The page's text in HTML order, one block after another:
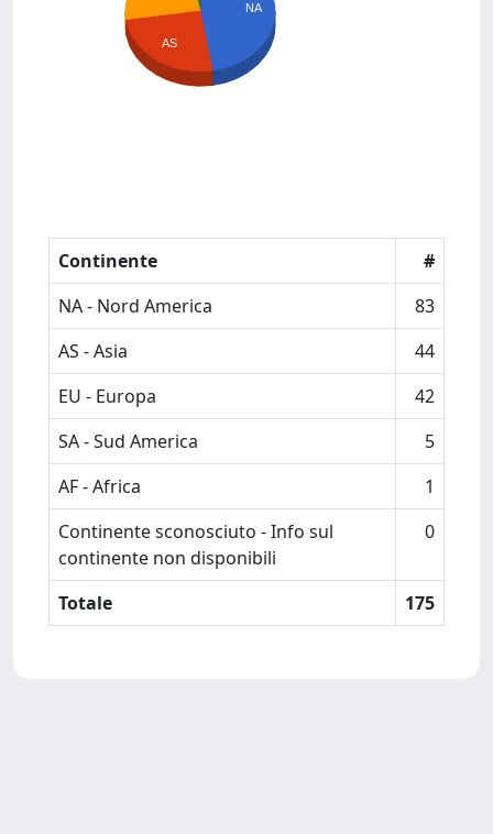
NA
AS
Continente
#
NA - Nord America
83
AS - Asia
44
EU - Europa
42
SA - Sud America
5
AF - Africa
1
Continente sconosciuto - Info sul
continente non disponibili
0
Totale 175